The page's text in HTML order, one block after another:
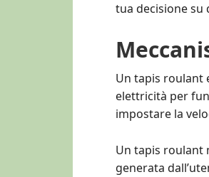
tua decisione su
Un tapis roulant
elettricità per
impostare la
Un tapis roulant
generata